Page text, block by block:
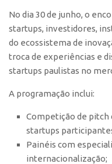
Polo São Carlos
Programas
Bolsa
PGI-USP
Conexão USP
Conexão Inter-
Leis e Normas
No dia 30 de junho, o
startups, investidores,
do ecossistema de
troca de experiências e
startups paulistas no
A programação inclui:
Competição de pitch
startups
Painéis com
internacionalização;